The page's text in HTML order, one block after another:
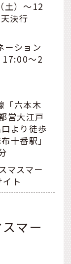
土）～12
決行
ーション
17:00～2
「六本木
営大江戸
より徒歩
十番駅」
マスマー
ト
マー